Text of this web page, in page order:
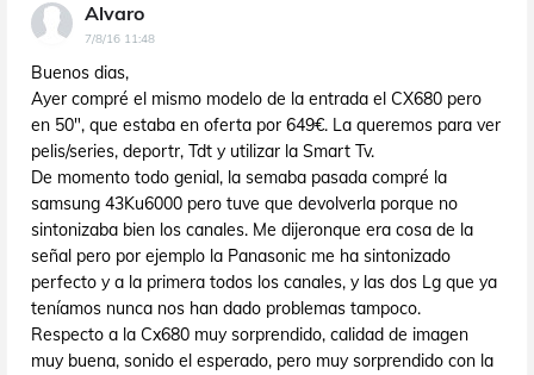
Alvaro
7/8/16 11:48
Buenos dias,
Ayer compré el mismo modelo de la entrada el CX680 pero
en 50", que estaba en oferta por 649€. La queremos para ver
pelis/series, deportr, Tdt y utilizar la Smart Tv.
De momento todo genial, la semaba pasada compré la
samsung 43Ku6000 pero tuve que devolverla porque no
sintonizaba bien los canales. Me dijeronque era cosa de la
señal pero por ejemplo la Panasonic me ha sintonizado
perfecto y a la primera todos los canales, y las dos Lg que ya
teníamos nunca nos han dado problemas tampoco.
Respecto a la Cx680 muy sorprendido, calidad de imagen
muy buena, sonido el esperado, pero muy sorprendido con la